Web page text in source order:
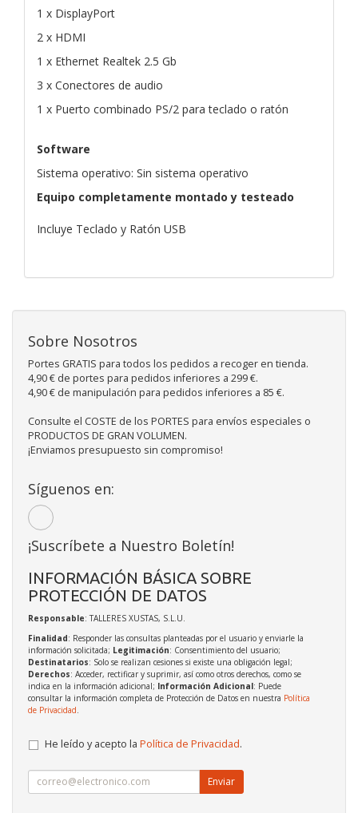
1 x DisplayPort
2 x HDMI
1 x Ethernet Realtek 2.5 Gb
3 x Conectores de audio
1 x Puerto combinado PS/2 para teclado o ratón
Software
Sistema operativo: Sin sistema operativo
Equipo completamente montado y testeado
Incluye Teclado y Ratón USB
Sobre Nosotros
Portes GRATIS para todos los pedidos a recoger en tienda.
4,90 € de portes para pedidos inferiores a 299 €.
4,90 € de manipulación para pedidos inferiores a 85 €.
Consulte el COSTE de los PORTES para envíos especiales o
PRODUCTOS DE GRAN VOLUMEN.
¡Enviamos presupuesto sin compromiso!
Síguenos en:
¡Suscríbete a Nuestro Boletín!
INFORMACIÓN BÁSICA SOBRE
PROTECCIÓN DE DATOS
Responsable: TALLERES XUSTAS, S.L.U.
Finalidad: Responder las consultas planteadas por el usuario y enviarle la
información solicitada; Legitimación: Consentimiento del usuario;
Destinatarios: Solo se realizan cesiones si existe una obligación legal;
Derechos: Acceder, rectificar y suprimir, así como otros derechos, como se
indica en la información adicional; Información Adicional: Puede
consultar la información completa de Protección de Datos en nuestra Política
de Privacidad
He leído y acepto la Política de Privacidad.
Enviar